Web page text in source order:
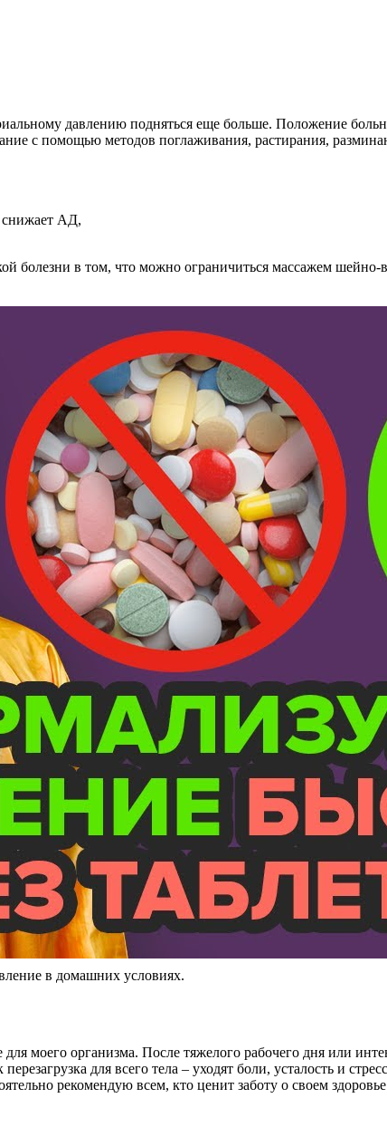
давлению подняться еще больше. Положение
с помощью методов поглаживания, растирания,
снижает АД,
болезни в том, что можно ограничиться массажем
в домашних условиях.
моего организма. После тяжелого рабочего дня или
для всего тела – уходят боли, усталость и
рекомендую всем, кто ценит заботу о своем